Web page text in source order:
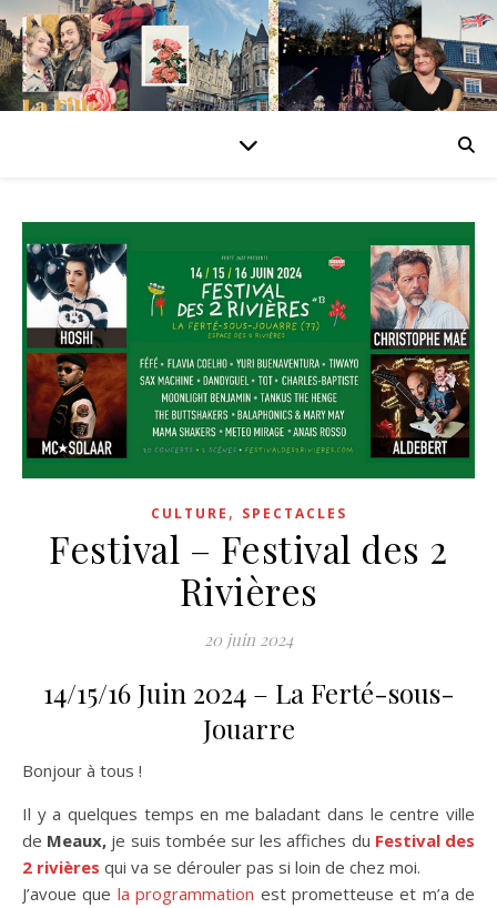
CULTURE , SPECTACLES
Festival – Festival des 2
Rivières
20 juin 2024
14/15/16 Juin 2024 – La Ferté-sous-
Jouarre
Bonjour à tous !
Il y a quelques temps en me baladant dans le centre ville
de Meaux, je suis tombée sur les affiches du Festival des
2 rivières qui va se dérouler pas si loin de chez moi.
J’avoue que la programmation est prometteuse et m’a de